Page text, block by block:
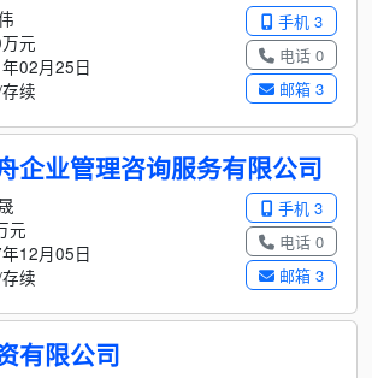
手机 3
电话 0
邮箱 3
元
02月25日
续
企业管理咨询服务有限公司
手机 3
电话 0
邮箱 3
元
12月05日
续
有限公司